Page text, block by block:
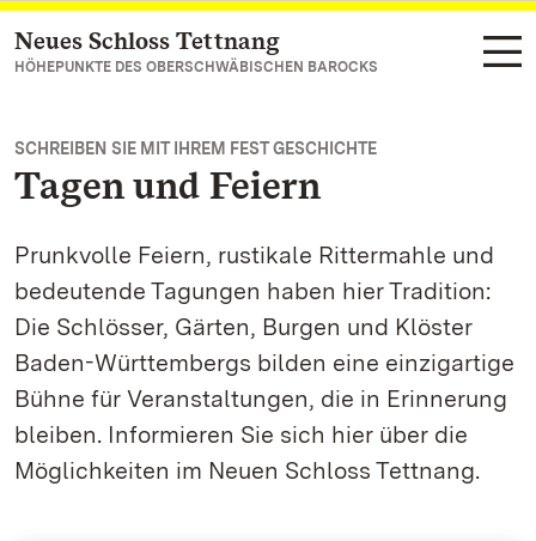
Zum Hauptinhalt springen
Neues Schloss Tettnang
HÖHEPUNKTE DES OBERSCHWÄBISCHEN BAROCKS
SCHREIBEN SIE MIT IHREM FEST GESCHICHTE
Tagen und Feiern
Prunkvolle Feiern, rustikale Rittermahle und
bedeutende Tagungen haben hier Tradition:
Die Schlösser, Gärten, Burgen und Klöster
Baden-Württembergs bilden eine einzigartige
Bühne für Veranstaltungen, die in Erinnerung
bleiben. Informieren Sie sich hier über die
Möglichkeiten im Neuen Schloss Tettnang.